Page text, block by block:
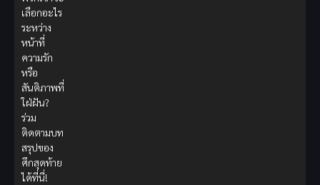
เลือกอะไร
ระหว่าง
หน้าที่
ความรัก
หรือ
สันติภาพที่
ใฝ่ฝัน?
ร่วม
ติดตามบท
สรุปของ
ศึกสุดท้าย
ได้ที่นี่!